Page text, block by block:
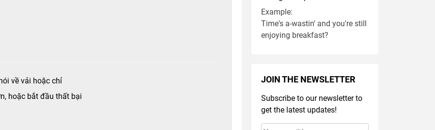
về vải hoặc chỉ
hoặc bắt đầu thất bại
Example:
Time's a-wastin' and you're still
enjoying breakfast?
JOIN THE NEWSLETTER
Subscribe to our newsletter to
get the latest updates!